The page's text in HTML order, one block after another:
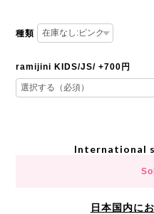
種類
ramijini KIDS/JS/ +700円
International
日本国内に